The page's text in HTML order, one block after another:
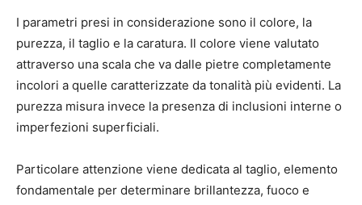
I parametri presi in considerazione sono il colore, la
purezza, il taglio e la caratura. Il colore viene valutato
attraverso una scala che va dalle pietre completamente
incolori a quelle caratterizzate da tonalità più evidenti. La
purezza misura invece la presenza di inclusioni interne o
imperfezioni superficiali.
Particolare attenzione viene dedicata al taglio, elemento
fondamentale per determinare brillantezza, fuoco e